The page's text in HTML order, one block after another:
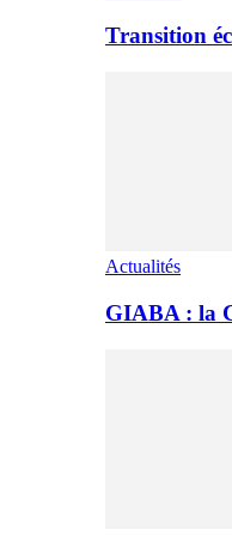
Transition
Actualités
GIABA : la